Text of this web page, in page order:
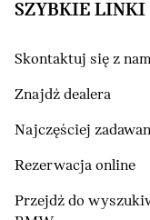
SZYBKIE LINKI
Skontaktuj się z
Znajdź dealera
Najczęściej
Rezerwacja online
Przejdź do